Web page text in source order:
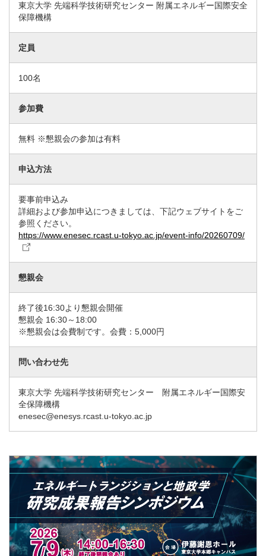
東京大学 先端科学技術研究センター 附属エネルギー国際安全
保障機構
定員
100名
参加費
無料 ※懇親会の参加は有料
申込方法
要事前申込み
詳細および参加申込につきましては、下記ウェブサイトをご
参照ください。
https://www.enesec.rcast.u-tokyo.ac.jp/event-info/20260709/
懇親会
終了後16:30より懇親会開催
懇親会 16:30～18:00
※懇親会は会費制です。会費：5,000円
問い合わせ先
東京大学 先端科学技術研究センター 附属エネルギー国際安
全保障機構
enesec@enesys.rcast.u-tokyo.ac.jp